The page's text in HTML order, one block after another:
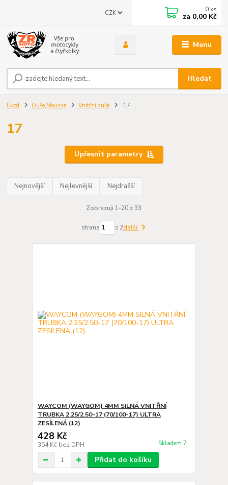
Menu
CZK
Hledat
0 ks
za 0,00 Kč
Úvod Duše,Mousse Vnitřní duše 17
17
Upřesnit parametry
Nejnovější Nejlevnější Nejdražší
Zobrazuji 1-20 z 33
strana z 2další
WAYCOM (WAYGOM) 4MM SILNÁ VNITŘNÍ
TRUBKA 2.25/2.50-17 (70/100-17) ULTRA
ZESÍLENÁ (12)
428 Kč
354 Kč bez DPH Skladem 7
Přidat do košíku